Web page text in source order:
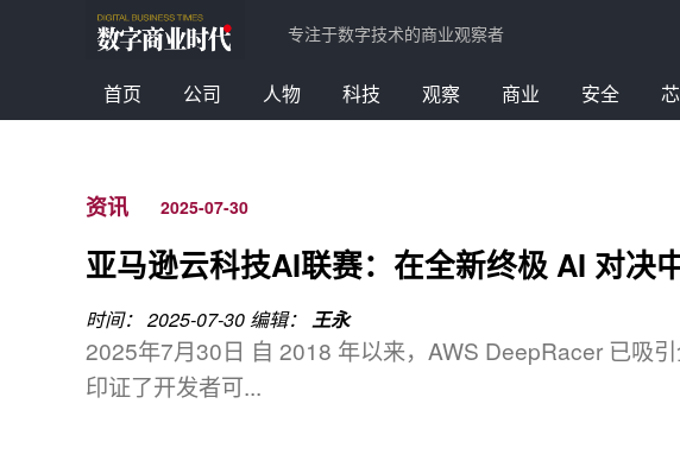
专注于数字技术的商业观察者
首页 公司 人物 科技 观察 商业 安全
资讯 2025-07-30
亚马逊云科技AI联赛：在全新终极 AI 对决
时间： 2025-07-30编辑： 王永
2025年7月30日 自 2018 年以来，AWS DeepRacer 已吸
印证了开发者可...